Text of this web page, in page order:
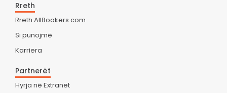
Rreth
Rreth AllBookers.com
Si punojmë
Karriera
Partnerët
Hyrja në Extranet